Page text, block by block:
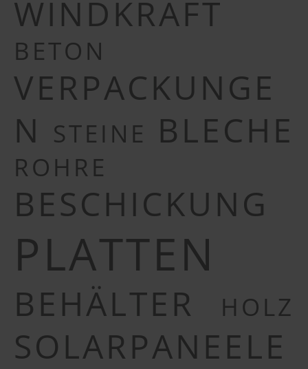
WINDKRAFT
BETON
VERPACKUNGE
N STEINE BLECHE
ROHRE
BESCHICKUNG
PLATTEN
BEHÄLTER HOLZ
SOLARPANEELE